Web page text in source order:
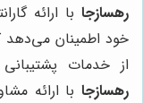
رهسازجا با ارائه
خود اطمینان می‌دهد
از خدمات
رهسازجا با ارائه